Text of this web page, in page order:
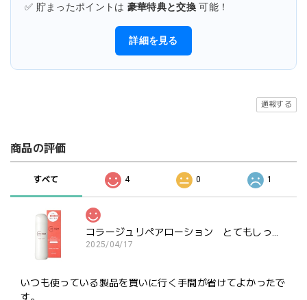
✅ 貯まったポイントは 豪華特典と交換 可能！
詳細を見る
通報する
商品の評価
すべて 4 0 1
2025/04/17
いつも使っている製品を買いに行く手間が省けてよかったで
す。